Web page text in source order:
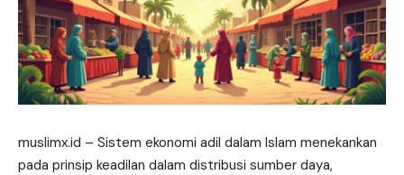
muslimx.id – Sistem ekonomi adil dalam Islam menekankan
pada prinsip keadilan dalam distribusi sumber daya,